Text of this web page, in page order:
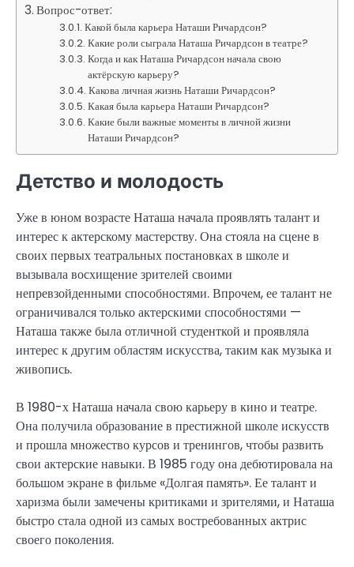
Вопрос-ответ:
Какой была карьера Наташи Ричардсон?
Какие роли сыграла Наташа Ричардсон в театре?
Когда и как Наташа Ричардсон начала свою
актёрскую карьеру?
Какова личная жизнь Наташи Ричардсон?
Какая была карьера Наташи Ричардсон?
Какие были важные моменты в личной жизни
Наташи Ричардсон?
Детство и молодость
Уже в юном возрасте Наташа начала проявлять талант и
интерес к актерскому мастерству. Она стояла на сцене в
своих первых театральных постановках в школе и
вызывала восхищение зрителей своими
непревзойденными способностями. Впрочем, ее талант не
ограничивался только актерскими способностями —
Наташа также была отличной студенткой и проявляла
интерес к другим областям искусства, таким как музыка и
живопись.
В 1980-х Наташа начала свою карьеру в кино и театре.
Она получила образование в престижной школе искусств
и прошла множество курсов и тренингов, чтобы развить
свои актерские навыки. В 1985 году она дебютировала на
большом экране в фильме «Долгая память». Ее талант и
харизма были замечены критиками и зрителями, и Наташа
быстро стала одной из самых востребованных актрис
своего поколения.